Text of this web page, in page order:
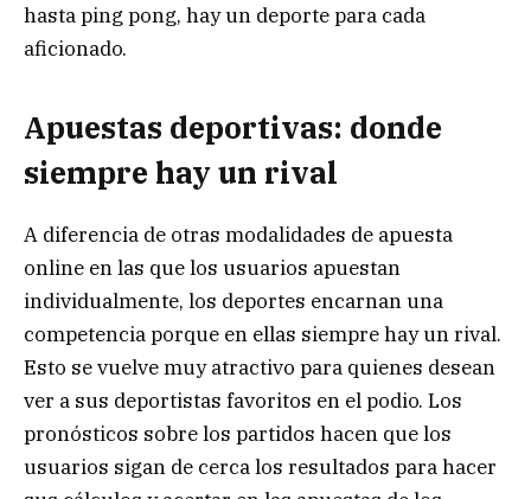
hasta ping pong, hay un deporte para cada
aficionado.
Apuestas deportivas: donde
siempre hay un rival
A diferencia de otras modalidades de apuesta
online en las que los usuarios apuestan
individualmente, los deportes encarnan una
competencia porque en ellas siempre hay un rival.
Esto se vuelve muy atractivo para quienes desean
ver a sus deportistas favoritos en el podio. Los
pronósticos sobre los partidos hacen que los
usuarios sigan de cerca los resultados para hacer